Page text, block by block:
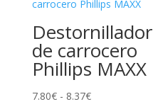
12.10€
Destornillador
de carrocero
Phillips MAXX
7.80€ - 8.37€Rango